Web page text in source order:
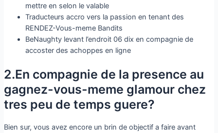
mettre en selon le valable
Traducteurs accro vers la passion en tenant des
RENDEZ-Vous-meme Bandits
BeNaughty levant l’endroit 06 dix en compagnie de
accoster des achoppes en ligne
2.En compagnie de la presence au
gagnez-vous-meme glamour chez
tres peu de temps guere?
Bien sur, vous avez encore un brin de objectif a faire avant